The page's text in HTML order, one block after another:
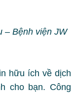
– Bệnh viện JW
hữu ích về dịch
cho bạn. Công